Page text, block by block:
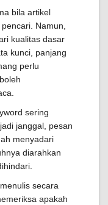
bila artikel
Namun,
kualitas dasar
kunci, panjang
perlu
sering
janggal, pesan
menyadari
diarahkan
secara
apakah